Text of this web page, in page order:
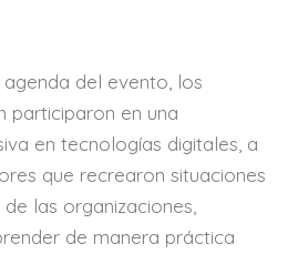
del evento, los
participaron en una
en tecnologías digitales, a
que recrearon situaciones
las organizaciones,
de manera práctica